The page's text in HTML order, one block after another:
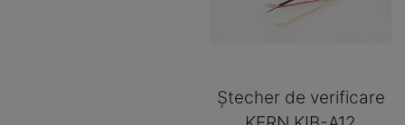
Ștecher de verificare